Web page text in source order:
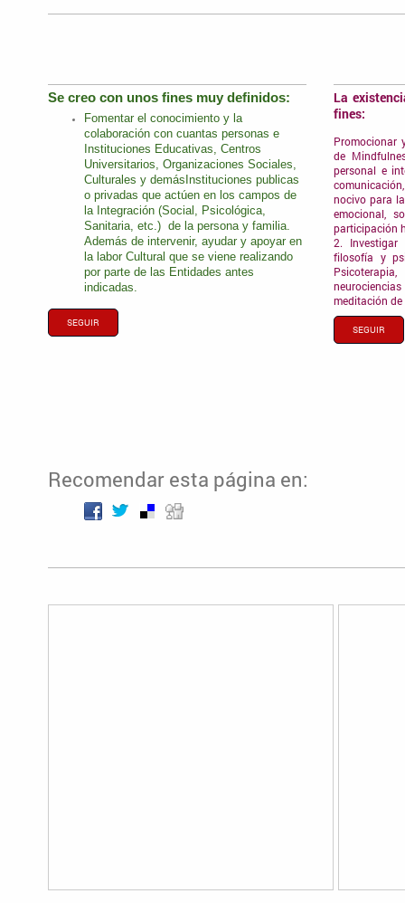
Se creo con unos fines muy definidos:
Fomentar el conocimiento y la
colaboración con cuantas personas e
Instituciones Educativas, Centros
Universitarios, Organizaciones Sociales,
Culturales y demásInstituciones publicas
o privadas que actúen en los campos de
la Integración (Social, Psicológica,
Sanitaria, etc.) de la persona y familia.
Además de intervenir, ayudar y apoyar en
la labor Cultural que se viene realizando
por parte de las Entidades antes
indicadas.
SEGUIR
La
fines:
Promocionar
de
personal e
nocivo para
emocional,
participación
2.
filosofía y
meditación
SEGUIR
Recomendar esta página en: